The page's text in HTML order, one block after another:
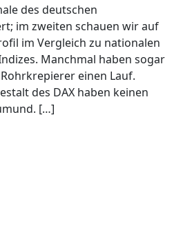
des deutschen
im zweiten schauen wir auf
im Vergleich zu nationalen
Manchmal haben sogar
einen Lauf.
des DAX haben keinen
[…]